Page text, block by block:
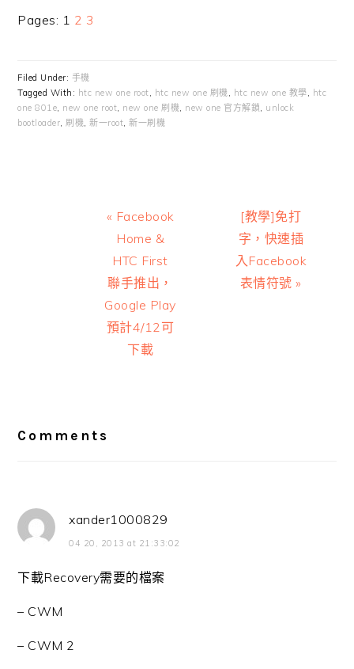
Pages: Page
1 Page
2 Page
3
Filed Under: 手機
Tagged With: htc new one root, htc new one 刷機, htc new one 教學, htc
one 801e, new one root, new one 刷機, new one 官方解鎖, unlock
bootloader,刷機,新一root,新一刷機
Previous
Post:
« Facebook
Home &
HTC First
聯手推出，
Google Play
預計4/12可
下載
Next
Post:
[教學]免打
字，快速插
入Facebook
表情符號 »
Comments
xander1000829
04 20, 2013 at 21:33:02
下載Recovery需要的檔案
– CWM
– CWM 2